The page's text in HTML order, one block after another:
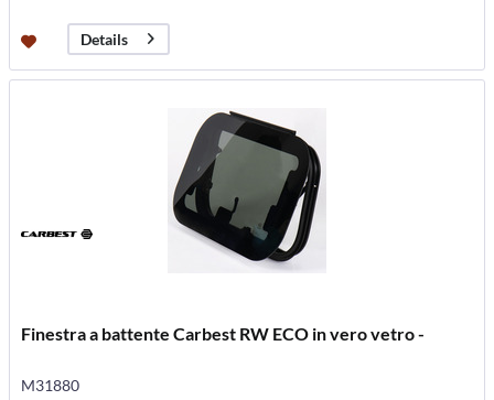
Details
Finestra a battente Carbest RW ECO in vero vetro -
M31880